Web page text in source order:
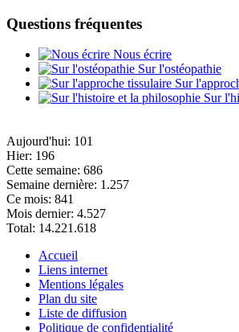
Questions fréquentes
Nous écrire
Sur l'ostéopathie
Sur
Sur
Aujourd'hui: 101
Hier: 196
Cette semaine: 686
Semaine dernière: 1.257
Ce mois: 841
Mois dernier: 4.527
Total: 14.221.618
Accueil
Liens internet
Mentions légales
Plan du site
Liste de diffusion
Politique de confidentialité